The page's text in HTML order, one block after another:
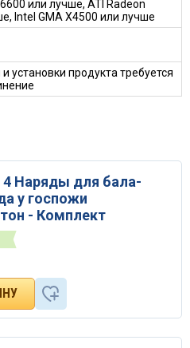
6600 или лучше, ATI Radeon
Intel GMA X4500 или лучше
установки продукта требуется
4 Наряды для бала-
у госпожи
- Комплект